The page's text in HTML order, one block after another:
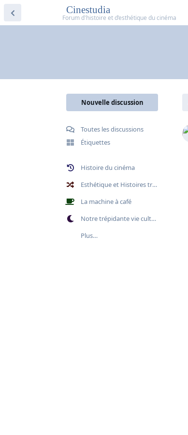
Cinestudia
Nouvelle discussion
Toutes les discussions
Étiquettes
Histoire du cinéma
Esthétique et Histoires transversales
La machine à café
Notre trépidante vie culturelle
Plus…